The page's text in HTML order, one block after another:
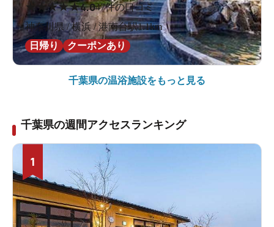
★ ★★★★4.047件の口コミ
神奈川県 / 横浜 / 港南台駅1.1km
日帰り
クーポンあり
千葉県の温浴施設をもっと見る
千葉県の週間アクセスランキング
1